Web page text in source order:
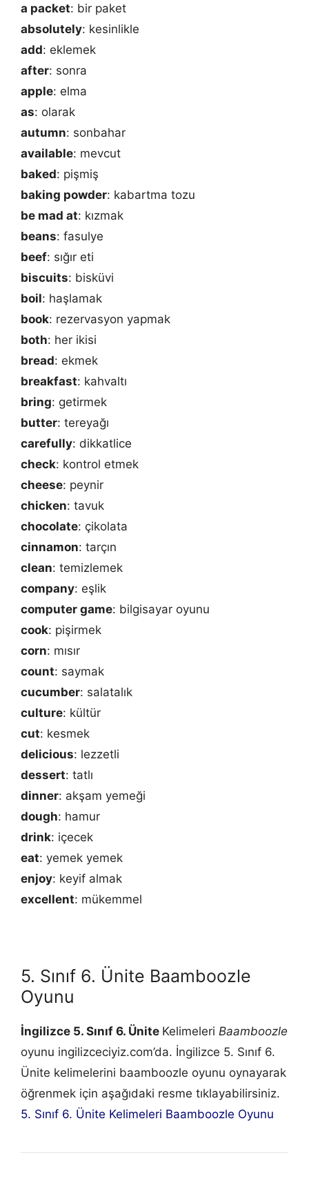
a packet: bir paket
absolutely: kesinlikle
add: eklemek
after: sonra
apple: elma
as: olarak
autumn: sonbahar
available: mevcut
baked: pişmiş
baking powder: kabartma tozu
be mad at: kızmak
beans: fasulye
beef: sığır eti
biscuits: bisküvi
boil: haşlamak
book: rezervasyon yapmak
both: her ikisi
bread: ekmek
breakfast: kahvaltı
bring: getirmek
butter: tereyağı
carefully: dikkatlice
check: kontrol etmek
cheese: peynir
chicken: tavuk
chocolate: çikolata
cinnamon: tarçın
clean: temizlemek
company: eşlik
computer game: bilgisayar oyunu
cook: pişirmek
corn: mısır
count: saymak
cucumber: salatalık
culture: kültür
cut: kesmek
delicious: lezzetli
dessert: tatlı
dinner: akşam yemeği
dough: hamur
drink: içecek
eat: yemek yemek
enjoy: keyif almak
excellent: mükemmel
5. Sınıf 6. Ünite Baamboozle
Oyunu
İngilizce 5. Sınıf 6. Ünite Kelimeleri Baamboozle
oyunu ingilizceciyiz.com’da. İngilizce 5. Sınıf 6.
Ünite kelimelerini baamboozle oyunu oynayarak
öğrenmek için aşağıdaki resme tıklayabilirsiniz.
5. Sınıf 6. Ünite Kelimeleri Baamboozle Oyunu